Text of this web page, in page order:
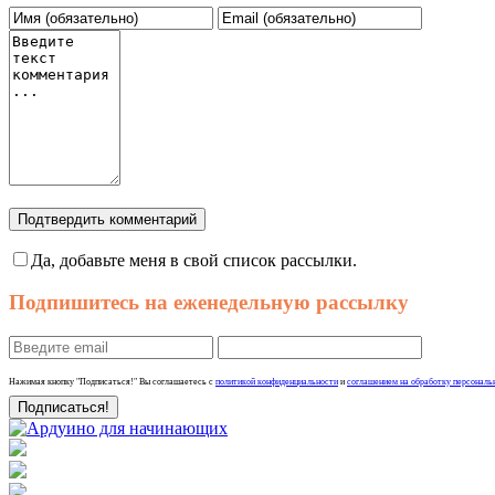
Подтвердить комментарий
Да, добавьте меня в свой список рассылки.
Подпишитесь на еженедельную рассылку
Нажимая кнопку "Подписаться!" Вы соглашаетесь с политикой конфиденциальности и соглашением на обработку